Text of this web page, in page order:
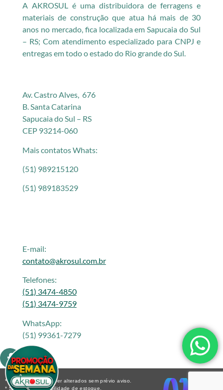
A AKROSUL é uma distribuidora de ferragens e
materiais de construção que atua há mais de 30
anos no mercado, fica localizada em Sapucaia do Sul
– RS; Com atendimento especializado para CNPJ e
entregas em todo o estado do Rio grande do Sul.
Av. Castro Alves, 676
B. Santa Catarina
Sapucaia do Sul – RS
CEP 93214-060
Mais contatos Whats:
(51) 989215120
(51) 989183529
E-mail:
contato@akrosul.com.br
Telefones:
(51) 3474-4850
(51) 3474-9759
WhatsApp:
(51) 99361-7279
* Os preços podem ser alterados sem prévio aviso.
* Sujeito a disponibilidade de estoque.